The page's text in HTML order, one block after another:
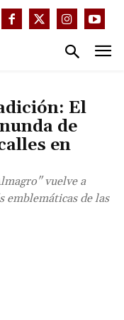
El
de
en
vuelve a
emblemáticas de las